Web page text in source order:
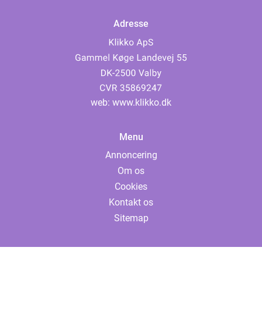
Adresse
web: www.klikko.dk
Menu
Annoncering
Om os
Cookies
Kontakt os
Sitemap